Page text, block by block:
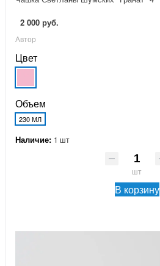
2 000 руб.
Автор
Цвет
Объем
230 МЛ
Наличие: 1 шт
шт
В корзину